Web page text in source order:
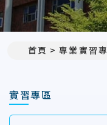
首頁 專業實習
實習專區